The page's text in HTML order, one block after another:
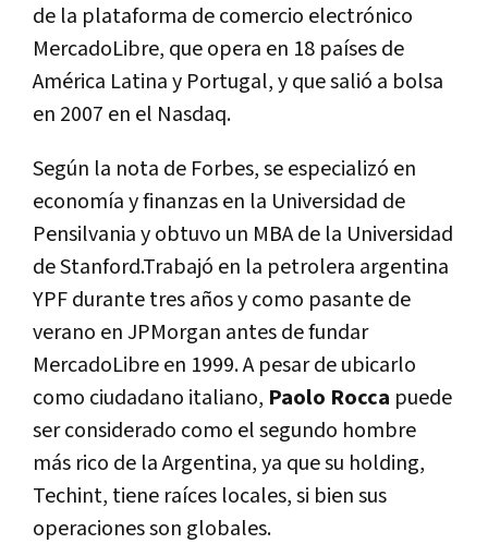
de la plataforma de comercio electrónico
MercadoLibre, que opera en 18 países de
América Latina y Portugal, y que salió a bolsa
en 2007 en el Nasdaq.
Según la nota de Forbes, se especializó en
economía y finanzas en la Universidad de
Pensilvania y obtuvo un MBA de la Universidad
de Stanford.Trabajó en la petrolera argentina
YPF durante tres años y como pasante de
verano en JPMorgan antes de fundar
MercadoLibre en 1999. A pesar de ubicarlo
como ciudadano italiano, Paolo Rocca puede
ser considerado como el segundo hombre
más rico de la Argentina, ya que su holding,
Techint, tiene raíces locales, si bien sus
operaciones son globales.